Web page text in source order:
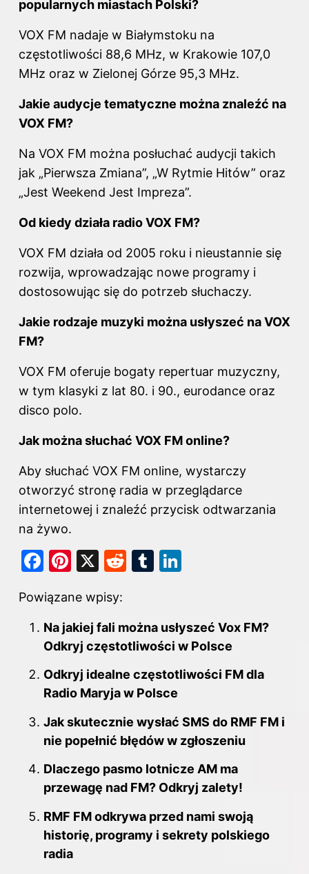
popularnych miastach Polski?
VOX FM nadaje w Białymstoku na
częstotliwości 88,6 MHz, w Krakowie 107,0
MHz oraz w Zielonej Górze 95,3 MHz.
Jakie audycje tematyczne można znaleźć na
VOX FM?
Na VOX FM można posłuchać audycji takich
jak „Pierwsza Zmiana”, „W Rytmie Hitów” oraz
„Jest Weekend Jest Impreza”.
Od kiedy działa radio VOX FM?
VOX FM działa od 2005 roku i nieustannie się
rozwija, wprowadzając nowe programy i
dostosowując się do potrzeb słuchaczy.
Jakie rodzaje muzyki można usłyszeć na VOX
FM?
VOX FM oferuje bogaty repertuar muzyczny,
w tym klasyki z lat 80. i 90., eurodance oraz
disco polo.
Jak można słuchać VOX FM online?
Aby słuchać VOX FM online, wystarczy
otworzyć stronę radia w przeglądarce
internetowej i znaleźć przycisk odtwarzania
na żywo.
F
c
e
b
o
o
k
Pi
er
e
st
X
R
di
t
T
bl
r
e
dI
n
Powiązane wpisy:
Na jakiej fali można usłyszeć Vox FM?
Odkryj częstotliwości w Polsce
Odkryj idealne częstotliwości FM dla
Radio Maryja w Polsce
Jak skutecznie wysłać SMS do RMF FM i
nie popełnić błędów w zgłoszeniu
Dlaczego pasmo lotnicze AM ma
przewagę nad FM? Odkryj zalety!
RMF FM odkrywa przed nami swoją
historię, programy i sekrety polskiego
radia